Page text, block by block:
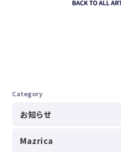
Category
お知らせ
Mazrica